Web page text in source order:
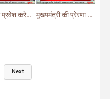
7 मार्च को प्रवेश करेगा मुर्शिदाबाद में बीजेपी का परिवर्तन यात्रा रथ मुख्यमंत्री की प्रेरणा से दो महत्वपूर्ण योजनाओं का हुआ शिलान्यास
Next